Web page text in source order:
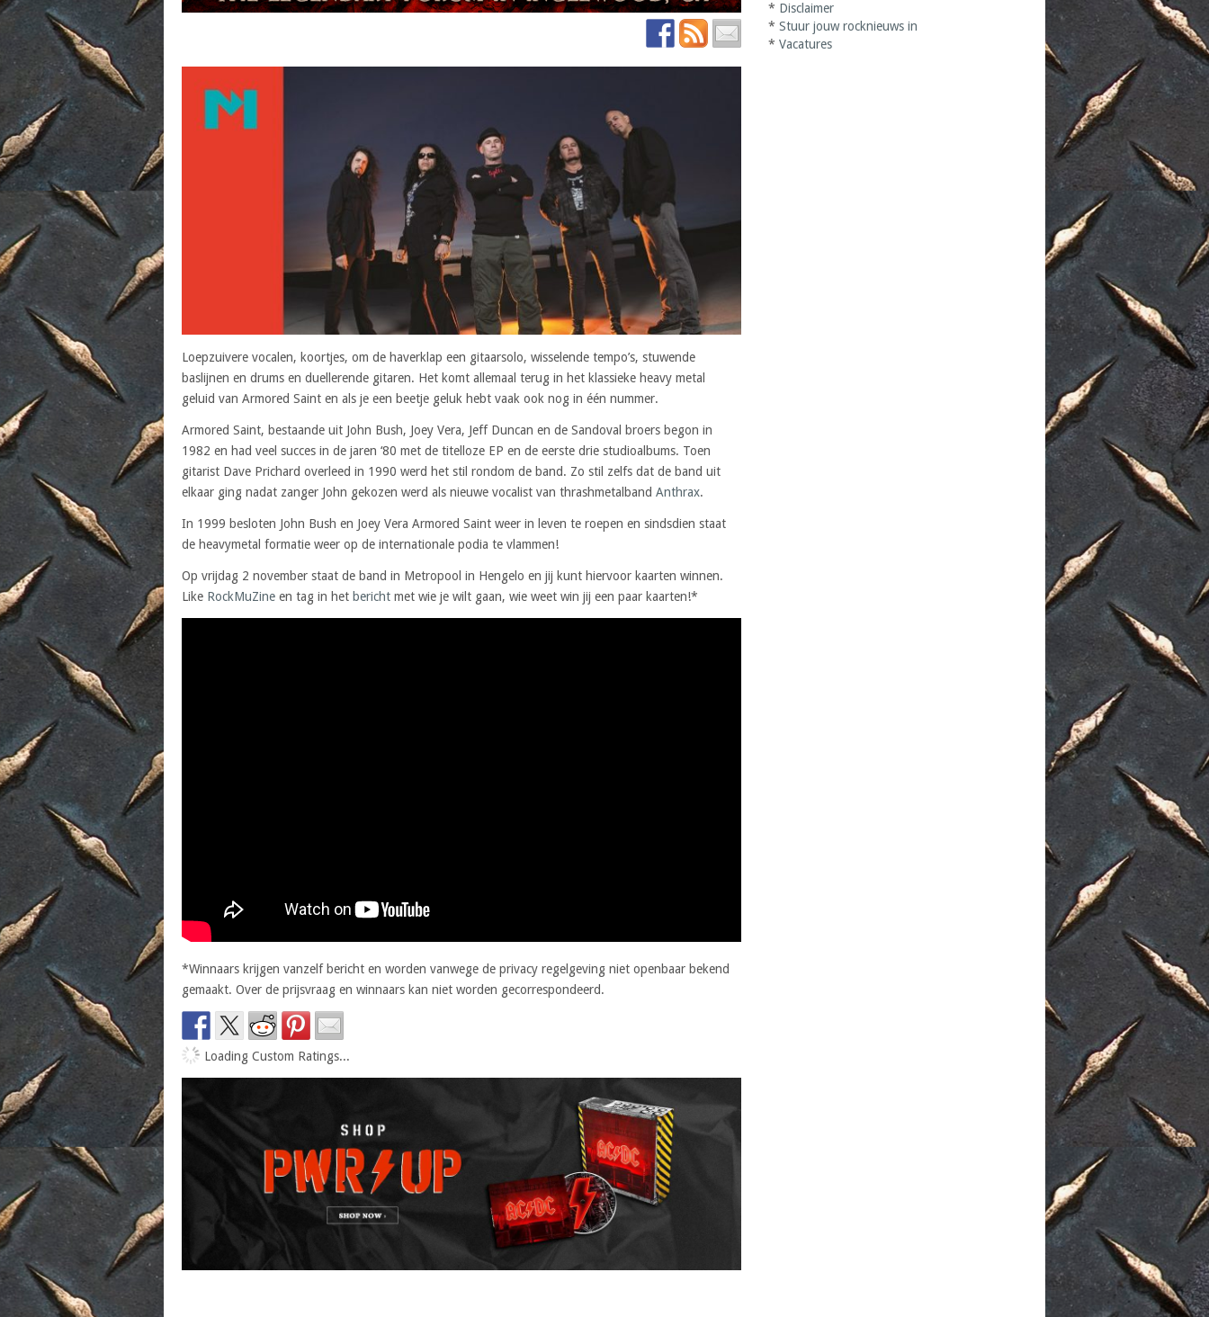
Loepzuivere vocalen, koortjes, om de haverklap een gitaarsolo, wisselende tempo’s, stuwende
baslijnen en drums en duellerende gitaren. Het komt allemaal terug in het klassieke heavy metal
geluid van Armored Saint en als je een beetje geluk hebt vaak ook nog in één nummer.
Armored Saint, bestaande uit John Bush, Joey Vera, Jeff Duncan en de Sandoval broers begon in
1982 en had veel succes in de jaren ‘80 met de titelloze EP en de eerste drie studioalbums. Toen
gitarist Dave Prichard overleed in 1990 werd het stil rondom de band. Zo stil zelfs dat de band uit
elkaar ging nadat zanger John gekozen werd als nieuwe vocalist van thrashmetalband Anthrax.
In 1999 besloten John Bush en Joey Vera Armored Saint weer in leven te roepen en sindsdien staat
de heavymetal formatie weer op de internationale podia te vlammen!
Op vrijdag 2 november staat de band in Metropool in Hengelo en jij kunt hiervoor kaarten winnen.
Like RockMuZine en tag in het bericht met wie je wilt gaan, wie weet win jij een paar kaarten!*
*Winnaars krijgen vanzelf bericht en worden vanwege de privacy regelgeving niet openbaar bekend
gemaakt. Over de prijsvraag en winnaars kan niet worden gecorrespondeerd.
Loading Custom Ratings...
* Disclaimer
*Stuur jouw rocknieuws in
*Vacatures